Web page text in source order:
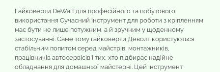
Гайковерти DeWalt для професійного та побутового
використання Сучасний інструмент для роботи з кріпленням
має бути не лише потужним, а й зручним у щоденному
застосуванні. Саме тому гайковерти Деволт користуються
стабільним попитом серед майстрів, монтажників,
працівників автосервісів і тих, хто підбирає надійне
обладнання для домашньої майстерні. Цей інструмент